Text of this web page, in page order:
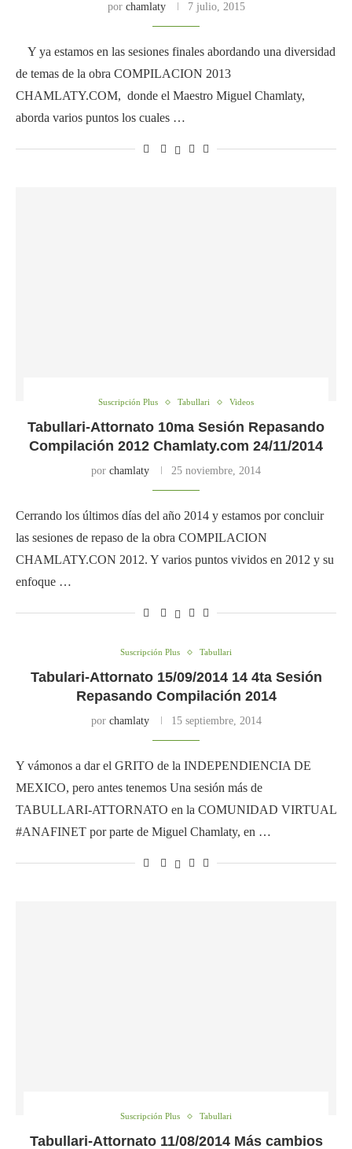
por chamlaty 7 julio, 2015
Y ya estamos en las sesiones finales abordando una diversidad
de temas de la obra COMPILACION 2013
CHAMLATY.COM, donde el Maestro Miguel Chamlaty,
aborda varios puntos los cuales …
Suscripción Plus Tabullari Videos
Tabullari-Attornato 10ma Sesión Repasando
Compilación 2012 Chamlaty.com 24/11/2014
por chamlaty 25 noviembre, 2014
Cerrando los últimos días del año 2014 y estamos por concluir
las sesiones de repaso de la obra COMPILACION
CHAMLATY.CON 2012. Y varios puntos vividos en 2012 y su
enfoque …
Suscripción Plus Tabullari
Tabulari-Attornato 15/09/2014 14 4ta Sesión
Repasando Compilación 2014
por chamlaty 15 septiembre, 2014
Y vámonos a dar el GRITO de la INDEPENDIENCIA DE
MEXICO, pero antes tenemos Una sesión más de
TABULLARI-ATTORNATO en la COMUNIDAD VIRTUAL
#ANAFINET por parte de Miguel Chamlaty, en …
Suscripción Plus Tabullari
Tabullari-Attornato 11/08/2014 Más cambios